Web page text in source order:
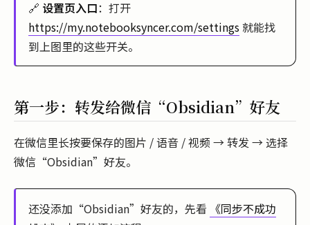
🔗 设置页入口：打开
https://my.notebooksyncer.com/settings就能找
到上图里的这些开关。
第一步：转发给微信“Obsidian”好友
在微信里长按要保存的图片 / 语音 / 视频 → 转发 → 选择
微信“Obsidian”好友。
还没添加“Obsidian”好友的，先看 《同步不成功